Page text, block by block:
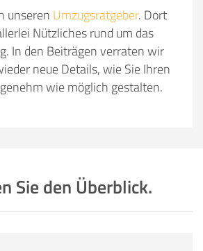
unseren Umzugsratgeber. Dort
Nützliches rund um das
In den Beiträgen verraten wir
neue Details, wie Sie Ihren
wie möglich gestalten.
Sie den Überblick.